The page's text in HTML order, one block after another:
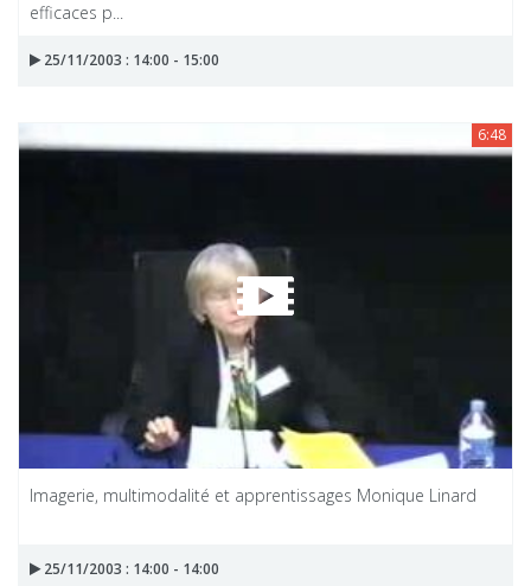
efficaces p...
25/11/2003 : 14:00 - 15:00
6:48
Imagerie, multimodalité et apprentissages Monique Linard
25/11/2003 : 14:00 - 14:00